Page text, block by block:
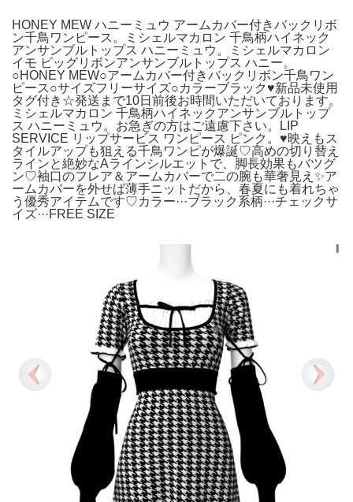
HONEY MEW ハニーミュウ アームカバー付きバックリボ
ン千鳥ワンピース。ミシェルマカロン 千鳥柄ハイネック
アンサンブルトップス ハニーミュウ。ミシェルマカロン
イモ ビッグリボンアンサンブルトップス ハニー。
○HONEY MEW○アームカバー付きバックリボン千鳥ワン
ピース○サイズフリーサイズ○カラーブラック♥︎︎新品未使用
タグ付き☆発送まで10日前後お時間いただいております。
ミシェルマカロン 千鳥柄ハイネックアンサンブルトップ
ス ハニーミュウ。お急ぎの方はご遠慮下さい。LIP
SERVICE リップサービス ワンピース ピンク。♥︎︎映えもス
タイルアップも狙える千鳥ワンピが爆誕♡高めの切り替え
ラインと絶妙なAラインシルエットで、脚長効果もバツグ
ン♡袖口のフレア＆アームカバーで二の腕も華奢見え✨ア
ームカバーを外せば薄手ニットだから、春夏にも着れちゃ
う優秀アイテムです♡カラー···ブラック系柄···チェックサ
イズ···FREE SIZE